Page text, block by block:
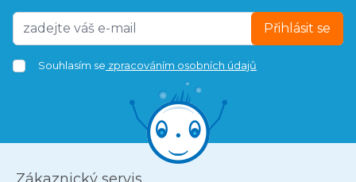
Přihlásit se
Souhlasím se zpracováním osobních údajů